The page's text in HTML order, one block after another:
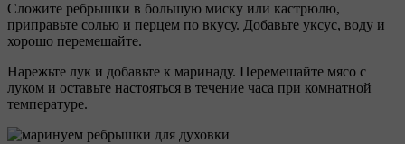
Сложите ребрышки в большую миску или кастрюлю,
приправьте солью и перцем по вкусу. Добавьте уксус, воду и
хорошо перемешайте.
Нарежьте лук и добавьте к маринаду. Перемешайте мясо с
луком и оставьте настояться в течение часа при комнатной
температуре.